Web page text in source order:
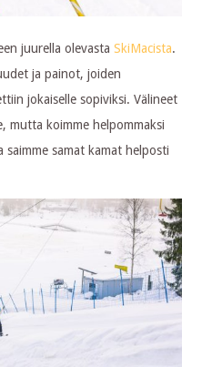
juurella olevastaSkiMacista.
ja painot, joiden
jokaiselle sopiviksi. Välineet
mutta koimme helpommaksi
samat kamat helposti